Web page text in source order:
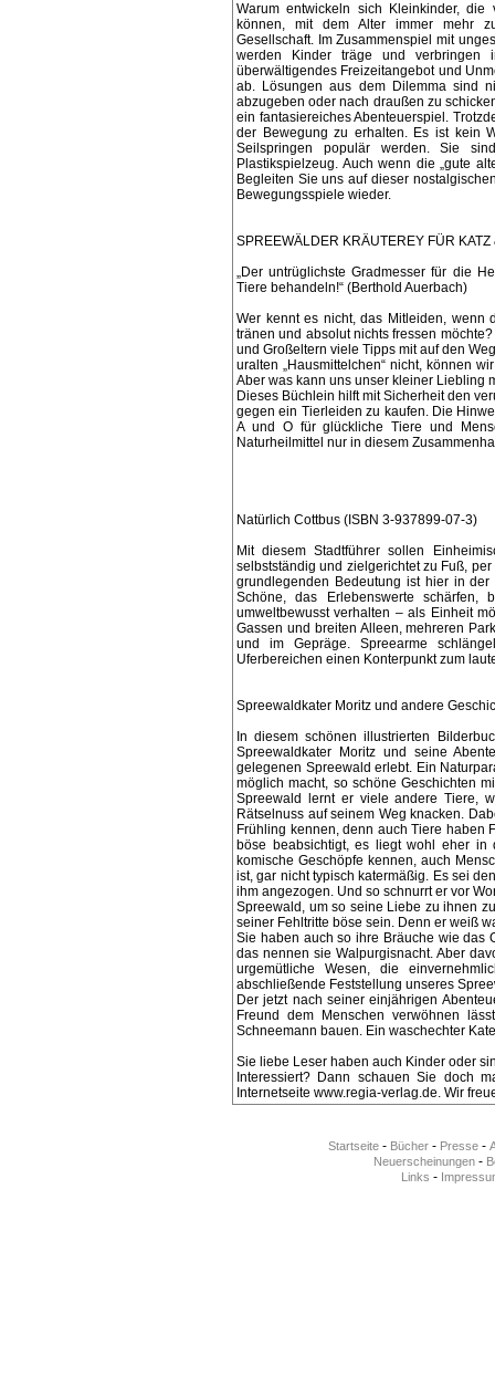
Warum entwickeln sich Kleinkinder,
können, mit dem Alter immer mehr
Gesellschaft. Im Zusammenspiel mit
werden Kinder träge und verbringen
überwältigendes Freizeitangebot und
ab. Lösungen aus dem Dilemma sind
abzugeben oder nach draußen zu
ein fantasiereiches Abenteuerspiel.
der Bewegung zu erhalten. Es ist kein
Seilspringen populär werden. Sie
Plastikspielzeug. Auch wenn die „gute
Begleiten Sie uns auf dieser
Bewegungsspiele wieder.
SPREEWÄLDER KRÄUTEREY FÜR
„Der untrüglichste Gradmesser für die
Tiere behandeln!“ (Berthold Auerbach)
Wer kennt es nicht, das Mitleiden, wenn
tränen und absolut nichts fressen
und Großeltern viele Tipps mit auf den
uralten „Hausmittelchen“ nicht, können
Aber was kann uns unser kleiner Liebling
Dieses Büchlein hilft mit Sicherheit den
gegen ein Tierleiden zu kaufen. Die
A und O für glückliche Tiere und
Naturheilmittel nur in diesem
Natürlich Cottbus (ISBN 3-937899-07-3)
Mit diesem Stadtführer sollen
selbstständig und zielgerichtet zu Fuß,
grundlegenden Bedeutung ist hier in
Schöne, das Erlebenswerte
umweltbewusst verhalten – als Einheit
Gassen und breiten Alleen, mehreren
und im Gepräge. Spreearme
Uferbereichen einen Konterpunkt zum
Spreewaldkater Moritz und andere
In diesem schönen illustrierten
Spreewaldkater Moritz und seine
gelegenen Spreewald erlebt. Ein
möglich macht, so schöne Geschichten
Spreewald lernt er viele andere Tiere,
Rätselnuss auf seinem Weg knacken.
Frühling kennen, denn auch Tiere haben
böse beabsichtigt, es liegt wohl eher
komische Geschöpfe kennen, auch
ist, gar nicht typisch katermäßig. Es sei
ihm angezogen. Und so schnurrt er vor
Spreewald, um so seine Liebe zu ihnen
seiner Fehltritte böse sein. Denn er weiß
Sie haben auch so ihre Bräuche wie das
das nennen sie Walpurgisnacht. Aber
urgemütliche Wesen, die
abschließende Feststellung unseres
Der jetzt nach seiner einjährigen
Freund dem Menschen verwöhnen
Schneemann bauen. Ein waschechter
Sie liebe Leser haben auch Kinder oder
Interessiert? Dann schauen Sie doch
Internetseite www.regia-verlag.de. Wir
Startseite - Bücher - Presse -
Neuerscheinungen-
Links -